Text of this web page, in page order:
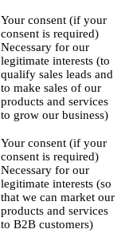
Your consent (if your
consent is required)
Necessary for our
legitimate interests (to
qualify sales leads and
to make sales of our
products and services
to grow our business)
Your consent (if your
consent is required)
Necessary for our
legitimate interests (so
that we can market our
products and services
to B2B customers)